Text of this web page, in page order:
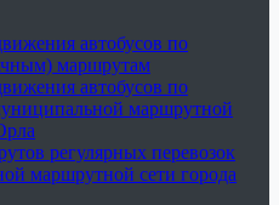
автобусов по
маршрутам
автобусов по
маршрутной
регулярных перевозок
маршрутной сети города